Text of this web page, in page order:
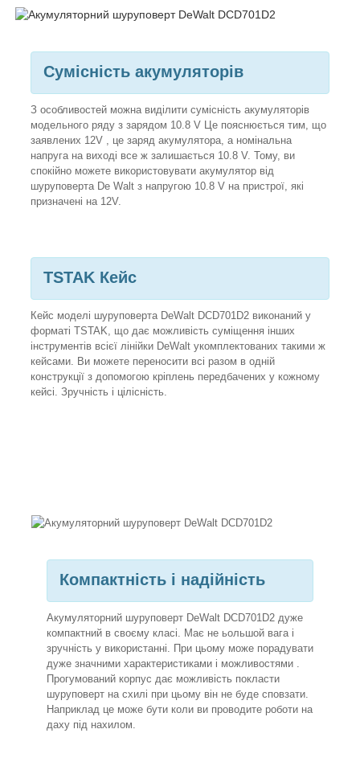
Сумісність акумуляторів
З особливостей можна виділити сумісність акумуляторів
модельного ряду з зарядом 10.8 V Це пояснюється тим, що
заявлених 12V , це заряд акумулятора, а номінальна
напруга на виході все ж залишається 10.8 V. Тому, ви
спокійно можете використовувати акумулятор від
шуруповерта De Walt з напругою 10.8 V на пристрої, які
призначені на 12V.
TSTAK Кейс
Кейс моделі шуруповерта DeWalt DCD701D2 виконаний у
форматі TSTAK, що дає можливість суміщення інших
інструментів всієї лінійки DeWalt укомплектованих такими ж
кейсами. Ви можете переносити всі разом в одній
конструкції з допомогою кріплень передбачених у кожному
кейсі. Зручність і цілісність.
Компактність і надійність
Акумуляторний шуруповерт DeWalt DCD701D2 дуже
компактний в своєму класі. Має не ьольшой вага і
зручність у використанні. При цьому може порадувати
дуже значними характеристиками і можливостями .
Прогумований корпус дає можливість покласти
шуруповерт на схилі при цьому він не буде сповзати.
Наприклад це може бути коли ви проводите роботи на
даху під нахилом.